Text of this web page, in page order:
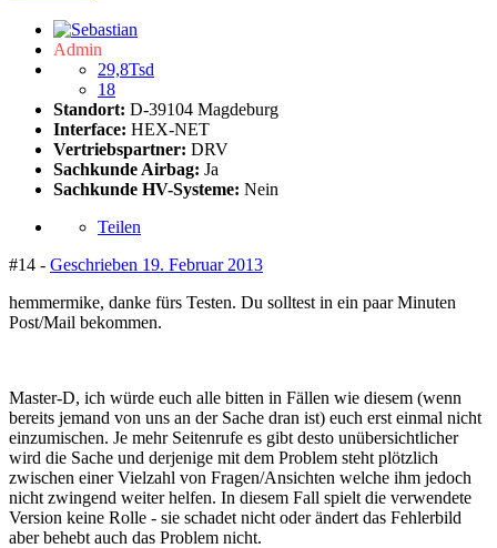
Admin
29,8Tsd
18
Standort: D-39104 Magdeburg
Interface: HEX-NET
Vertriebspartner: DRV
Sachkunde Airbag: Ja
Sachkunde HV-Systeme: Nein
Teilen
#14 - Geschrieben 19. Februar 2013
hemmermike, danke fürs Testen. Du solltest in ein paar Minuten
Post/Mail bekommen.
Master-D, ich würde euch alle bitten in Fällen wie diesem (wenn
bereits jemand von uns an der Sache dran ist) euch erst einmal nicht
einzumischen. Je mehr Seitenrufe es gibt desto unübersichtlicher
wird die Sache und derjenige mit dem Problem steht plötzlich
zwischen einer Vielzahl von Fragen/Ansichten welche ihm jedoch
nicht zwingend weiter helfen. In diesem Fall spielt die verwendete
Version keine Rolle - sie schadet nicht oder ändert das Fehlerbild
aber behebt auch das Problem nicht.